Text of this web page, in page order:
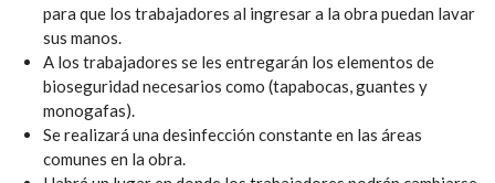
para que los trabajadores al ingresar a la obra puedan lavar
sus manos.
A los trabajadores se les entregarán los elementos de
bioseguridad necesarios como (tapabocas, guantes y
monogafas).
Se realizará una desinfección constante en las áreas
comunes en la obra.